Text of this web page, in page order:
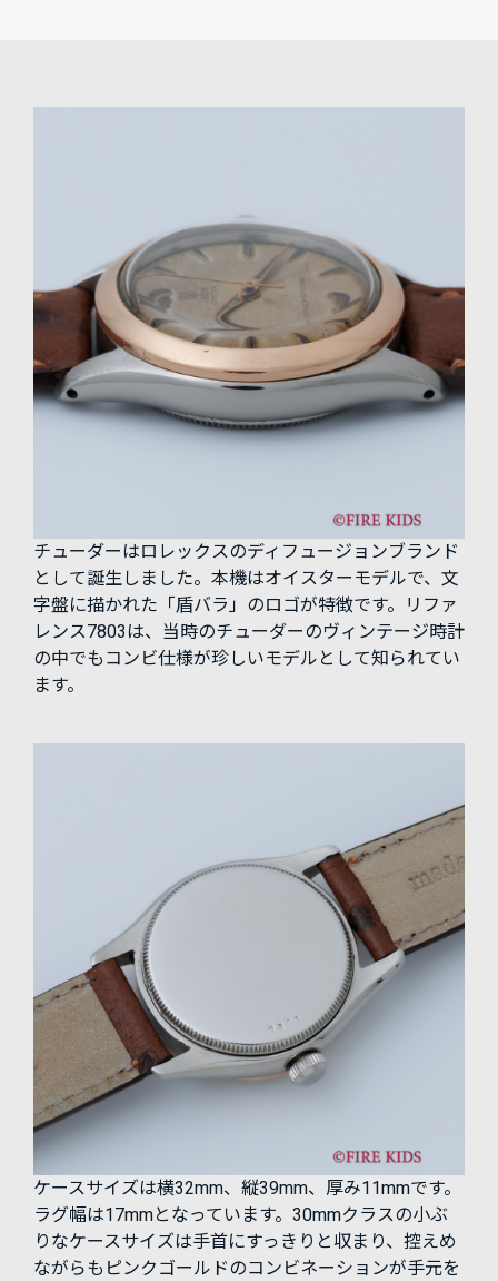
チューダーはロレックスのディフュージョンブランド
として誕生しました。本機はオイスターモデルで、文
字盤に描かれた「盾バラ」のロゴが特徴です。リファ
レンス7803は、当時のチューダーのヴィンテージ時計
の中でもコンビ仕様が珍しいモデルとして知られてい
ます。
ケースサイズは横32mm、縦39mm、厚み11mmです。
ラグ幅は17mmとなっています。30mmクラスの小ぶ
りなケースサイズは手首にすっきりと収まり、控えめ
ながらもピンクゴールドのコンビネーションが手元を